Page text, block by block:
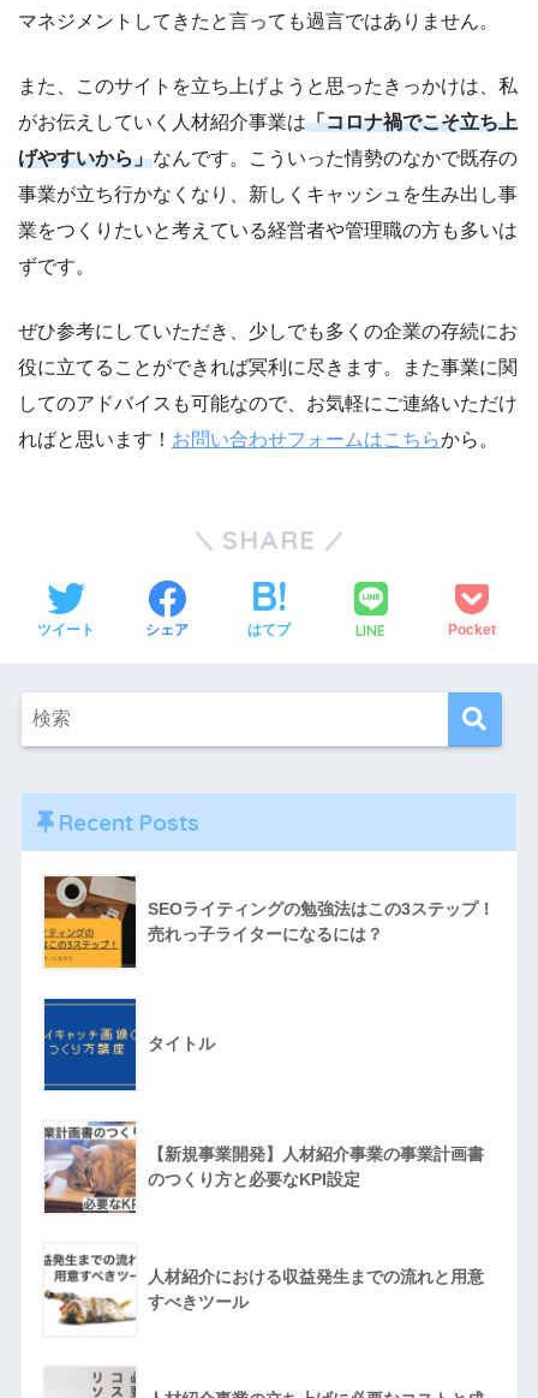
マネジメントしてきたと言っても過言ではありません。
また、このサイトを立ち上げようと思ったきっかけは、私
がお伝えしていく人材紹介事業は「コロナ禍でこそ立ち上
げやすいから」なんです。こういった情勢のなかで既存の
事業が立ち行かなくなり、新しくキャッシュを生み出し事
業をつくりたいと考えている経営者や管理職の方も多いは
ずです。
ぜひ参考にしていただき、少しでも多くの企業の存続にお
役に立てることができれば冥利に尽きます。また事業に関
してのアドバイスも可能なので、お気軽にご連絡いただけ
ればと思います！ お問い合わせフォームはこちらから。
SHARE
ツイート シェア はてブ LINE Pocket
Recent Posts
SEOライティングの勉強法はこの3ステップ！
売れっ子ライターになるには？
タイトル
【新規事業開発】人材紹介事業の事業計画書
のつくり方と必要なKPI設定
人材紹介における収益発生までの流れと用意
すべきツール